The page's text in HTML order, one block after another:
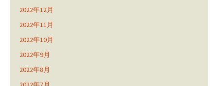
2022年12月
2022年11月
2022年10月
2022年9月
2022年8月